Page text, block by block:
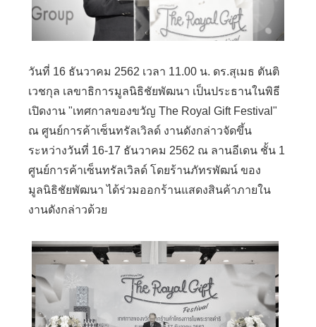
วันที่ 16 ธันวาคม 2562 เวลา 11.00 น. ดร.สุเมธ ตันติ
เวชกุล เลขาธิการมูลนิธิชัยพัฒนา เป็นประธานในพิธี
เปิดงาน "เทศกาลของขวัญ The Royal Gift Festival"
ณ ศูนย์การค้าเซ็นทรัลเวิลด์ งานดังกล่าวจัดขึ้น
ระหว่างวันที่ 16-17 ธันวาคม 2562 ณ ลานอีเดน ชั้น 1
ศูนย์การค้าเซ็นทรัลเวิลด์ โดยร้านภัทรพัฒน์ ของ
มูลนิธิชัยพัฒนา ได้ร่วมออกร้านแสดงสินค้าภายใน
งานดังกล่าวด้วย